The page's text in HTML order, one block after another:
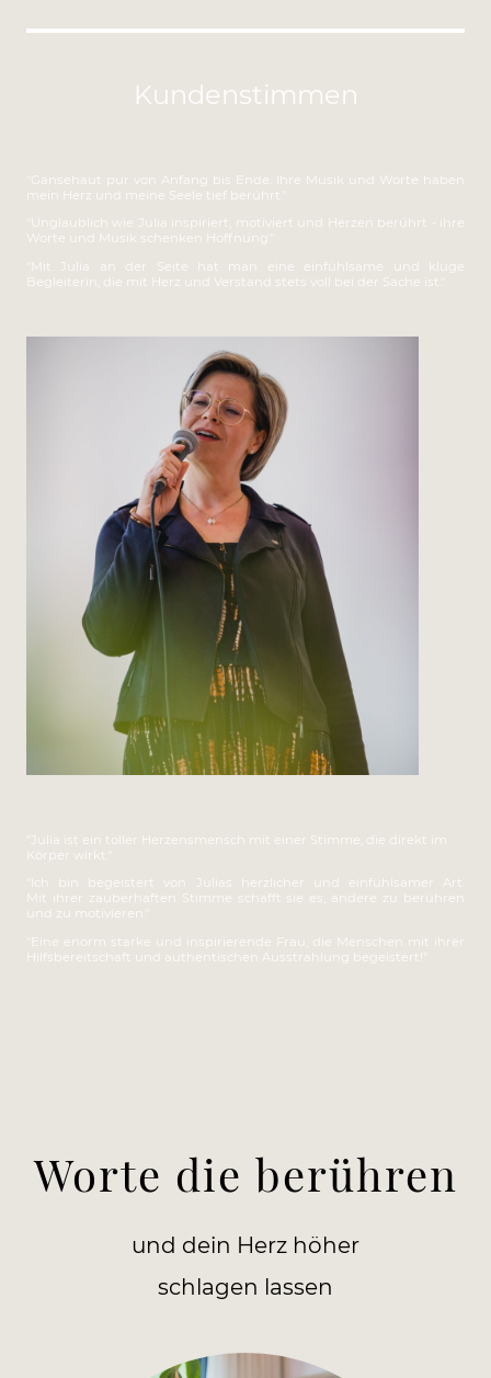
Kundenstimmen
"Gänsehaut pur von Anfang bis Ende. Ihre Musik und Worte haben
mein Herz und meine Seele tief berührt."
"Unglaublich wie Julia inspiriert, motiviert und Herzen berührt - ihre
Worte und Musik schenken Hoffnung."
"Mit Julia an der Seite hat man eine einfühlsame und kluge
Begleiterin, die mit Herz und Verstand stets voll bei der Sache ist."
"Julia ist ein toller Herzensmensch mit einer Stimme, die direkt im
Körper wirkt."
"Ich bin begeistert von Julias herzlicher und einfühlsamer Art.
Mit ihrer zauberhaften Stimme schafft sie es, andere zu berühren
und zu motivieren."
"Eine enorm starke und inspirierende Frau, die Menschen mit ihrer
Hilfsbereitschaft und authentischen Ausstrahlung begeistert!"
Worte die berühren
und dein Herz höher
schlagen lassen